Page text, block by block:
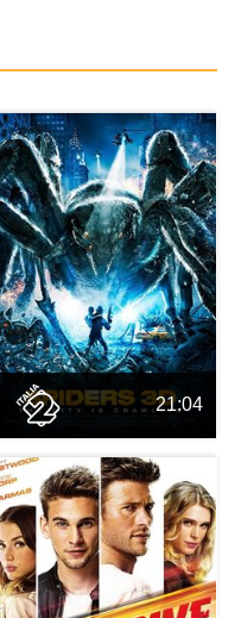
21:04